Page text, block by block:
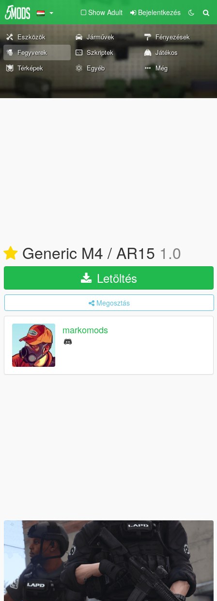
Show Adult Bejelentkezés
Eszközök Járművek
Fényezések
Fegyverek
Szkriptek
Játékos
Térképek
Egyéb Még
Generic M4 / AR15 1.0
Letöltés
Megosztás
markomods